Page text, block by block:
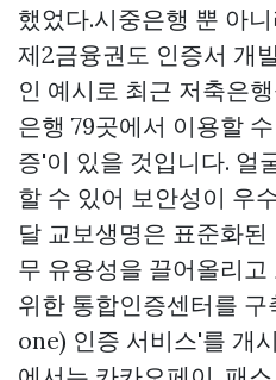
했었다.시중은행 뿐 아
제2금융권도 인증서 개
인 예시로 최근 저축은
은행 79곳에서 이용할
증'이 있을 것입니다. 얼
할 수 있어 보안성이 우
달 교보생명은 표준화
무 유용성을 끌어올리
위한 통합인증센터를
one) 인증 서비스'를 개